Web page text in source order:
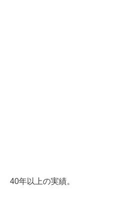
40年以上の実績。